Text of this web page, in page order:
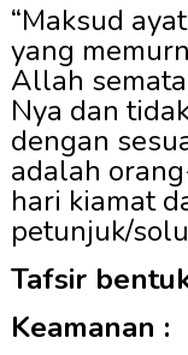
“Maksud
yang
Allah
Nya dan
dengan
adalah
hari kiamat
petunjuk/
Tafsir
Keamanan :